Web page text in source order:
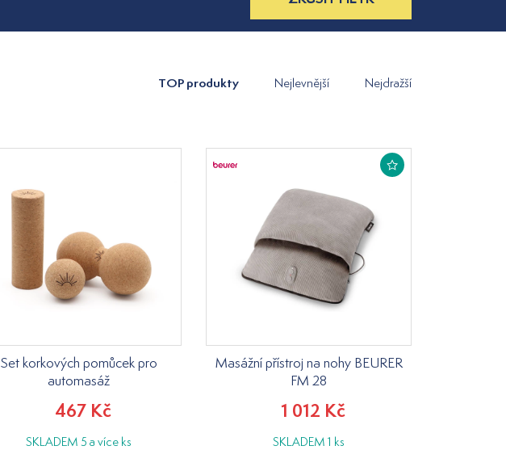
TOP produkty Nejlevnější Nejdražší
Set korkových pomůcek pro
automasáž
467 Kč
SKLADEM 5 a více ks
Masážní přístroj na nohy BEURER
FM 28
1 012 Kč
SKLADEM 1 ks